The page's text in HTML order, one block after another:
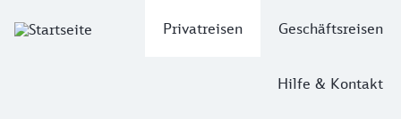
Privatreisen Geschäftsreisen
Hilfe & Kontakt